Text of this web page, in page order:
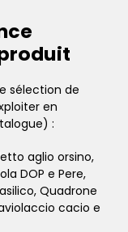
sélection de
en
:
aglio orsino,
DOP e Pere,
Quadrone
cacio e